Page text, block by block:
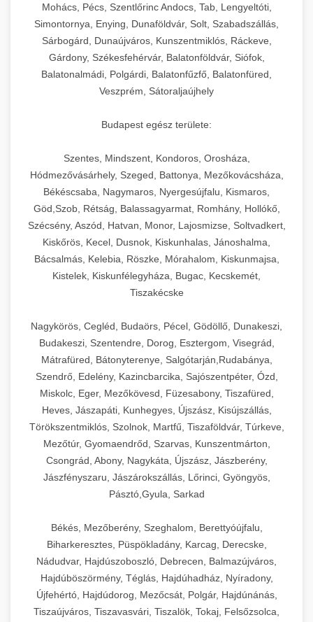
kereskedelmi tésztakeverő
állítható vastagság beállítással.
chef-iparikonyhagepek.hu
professzionális élelmiszer szeletelő
Kereskedelmi vákuumcsomagoló berendezések
élelmiszerek tartósításához. Hosszabbítsa a
szavatossági időt és tartsa meg a termék
frissességét.
🎁 23. Vákuumfóliázó Gép +
Ipari vákuumfóliázó gépek professzionális
Hatékony lezárási és tartósítási megoldások.
chef-iparikonyhagepek.hu
kereskedelmi csomagoló gép
professzionális konyhák számára. Nagy
kapacitású sütő- és főzőberendezés precíz
hőmérséklet-szabályozással.
chef-iparikonyhagepek.hu
kereskedelmi sütősütő
❄️ 25. Ipari Hűtőszekrény +
Professzionális hűtőegységek és hűtőkamrák
kereskedelmi konyhák számára.
Energiahatékony hűtési megoldások nagy
kapacitással.
chef-iparikonyhagepek.hu
💧 26. Ipari Mosogatógép +
Kereskedelmi mosogatóberendezések nagy
forgalmú éttermi műveletekhez. Gyors tisztítási
ciklusok fertőtlenítési képességekkel.
chef-iparikonyhagepek.hu
🧀 27. Ipari Sajtreszelő Gép +
élelmiszer-előkészítéshez. Különböző reszelési
méretek különböző alkalmazásokhoz.
chef-iparikonyhagepek.hu
kereskedelmi sajtreszelő
🍳 28. Nagykonyhai
Berendezések
+
Teljes körű nagykonyhai berendezések és
professzionális vendéglátóipari kellékek.
Minden, ami szükséges éttermi és catering
műveletekhez.
chef-iparikonyhagepek.hu
kereskedelmi konyhai megoldások
Mohács, Pécs, Szentlőrinc Andocs, Tab, Lengyeltóti,
Simontornya, Enying, Dunaföldvár, Solt, Szabadszállás,
Sárbogárd, Dunaújváros, Kunszentmiklós, Ráckeve,
Gárdony, Székesfehérvár, Balatonföldvár, Siófok,
Balatonalmádi, Polgárdi, Balatonfűzfő, Balatonfüred,
Veszprém, Sátoraljaújhely
Budapest egész területe:
Szentes, Mindszent, Kondoros, Orosháza,
Hódmezővásárhely, Szeged, Battonya, Mezőkovácsháza,
Békéscsaba, Nagymaros, Nyergesújfalu, Kismaros,
Göd,Szob, Rétság, Balassagyarmat, Romhány, Hollókő,
Szécsény, Aszód, Hatvan, Monor, Lajosmizse, Soltvadkert,
Kiskőrös, Kecel, Dusnok, Kiskunhalas, Jánoshalma,
Bácsalmás, Kelebia, Röszke, Mórahalom, Kiskunmajsa,
Kistelek, Kiskunfélegyháza, Bugac, Kecskemét,
Tiszakécske
Nagykörös, Cegléd, Budaörs, Pécel, Gödöllő, Dunakeszi,
Budakeszi, Szentendre, Dorog, Esztergom, Visegrád,
Mátrafüred, Bátonyterenye, Salgótarján,Rudabánya,
Szendrő, Edelény, Kazincbarcika, Sajószentpéter, Ózd,
Miskolc, Eger, Mezőkövesd, Füzesabony, Tiszafüred,
Heves, Jászapáti, Kunhegyes, Újszász, Kisújszállás,
Törökszentmiklós, Szolnok, Martfű, Tiszaföldvár, Túrkeve,
Mezőtúr, Gyomaendrőd, Szarvas, Kunszentmárton,
Csongrád, Abony, Nagykáta, Újszász, Jászberény,
Jászfényszaru, Jászárokszállás, Lőrinci, Gyöngyös,
Pásztó,Gyula, Sarkad
Békés, Mezőberény, Szeghalom, Berettyóújfalu,
Biharkeresztes, Püspökladány, Karcag, Derecske,
Nádudvar, Hajdúszoboszló, Debrecen, Balmazújváros,
Hajdúböszörmény, Téglás, Hajdúhadház, Nyíradony,
Újfehértó, Hajdúdorog, Mezőcsát, Polgár, Hajdúnánás,
Tiszaújváros, Tiszavasvári, Tiszalök, Tokaj, Felsőzsolca,